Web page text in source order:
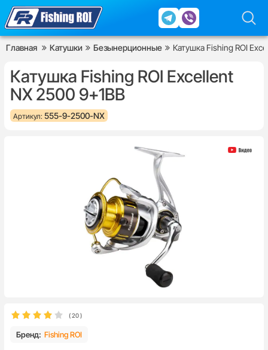
Главная Катушки Безынерционные Катушка Fishing ROI
Катушка Fishing ROI Excellent
NX 2500 9+1BB
Артикул: 555-9-2500-NX
(20)
Бренд: Fishing ROI